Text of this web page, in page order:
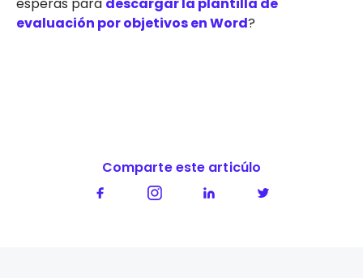
evaluación por objetivos en Word?
Comparte este articúlo